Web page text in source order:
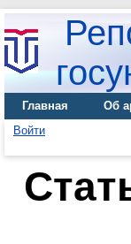
Главная Об
Войти